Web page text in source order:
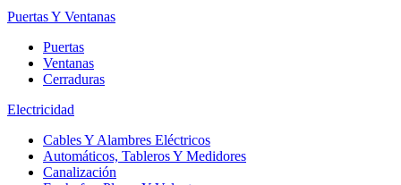
Puertas Y Ventanas
Puertas
Ventanas
Cerraduras
Electricidad
Cables Y Alambres Eléctricos
Automáticos, Tableros Y Medidores
Canalización